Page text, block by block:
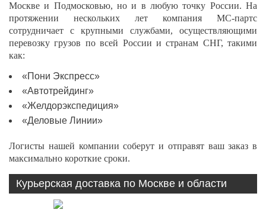
Москве и Подмосковью, но и в любую точку России. На
протяжении нескольких лет компания МС-партс
сотрудничает с крупными службами, осуществляющими
перевозку грузов по всей России и странам СНГ, такими
как:
«Пони Экспресс»
«Автотрейдинг»
«Желдорэкспедиция»
«Деловые Линии»
Логисты нашей компании соберут и отправят ваш заказ в
максимально короткие сроки.
Курьерская доставка по Москве и области